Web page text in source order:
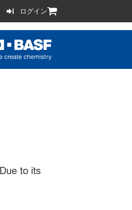
ログイン
to its